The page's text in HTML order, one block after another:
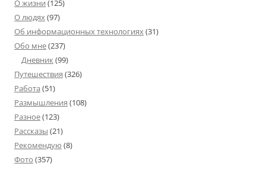
О жизни (125)
О людях(97)
Об информационных технологиях(31)
Обо мне(237)
Дневник(99)
Путешествия (326)
Работа (51)
Размышления (108)
Разное(123)
Рассказы (21)
Рекомендую (8)
Фото (357)